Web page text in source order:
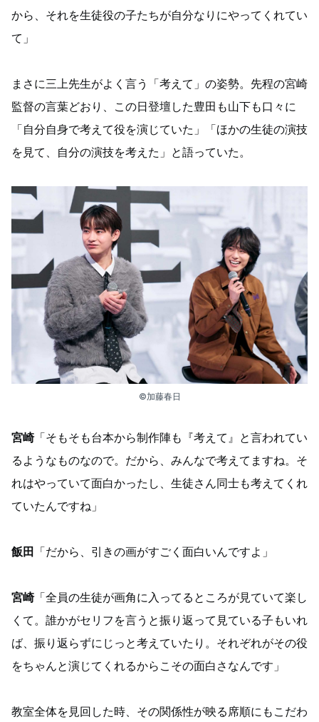
から、それを生徒役の子たちが自分なりにやってくれてい
て」
まさに三上先生がよく言う「考えて」の姿勢。先程の宮崎
監督の言葉どおり、この日登壇した豊田も山下も口々に
「自分自身で考えて役を演じていた」「ほかの生徒の演技
を見て、自分の演技を考えた」と語っていた。
©加藤春日
宮崎「そもそも台本から制作陣も『考えて』と言われてい
るようなものなので。だから、みんなで考えてますね。そ
れはやっていて面白かったし、生徒さん同士も考えてくれ
ていたんですね」
飯田 「だから、引きの画がすごく面白いんですよ」
宮崎「全員の生徒が画角に入ってるところが見ていて楽し
くて。誰かがセリフを言うと振り返って見ている子もいれ
ば、振り返らずにじっと考えていたり。それぞれがその役
をちゃんと演じてくれるからこその面白さなんです」
教室全体を見回した時、その関係性が映る席順にもこだわ